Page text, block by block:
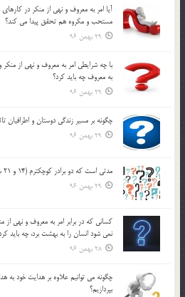
آيا امر به معروف و نهي از منكر در
مستحب و مكروه هم تحقق پيدا مي كند؟
29 بهمن 96
با چه شرايطي امر به معروف و نهي از
به معروف چه بايد کرد؟
29 بهمن 96
چگونه بر مسير زندگي دوستان و اطرافيان
29 بهمن 96
مدتي است كه دو برادر كوچكترم (14 و 21 ساله) با گرفتن چند CD …
29 بهمن 96
كساني كه در برابر امر به معروف و نهي از
نمي شود انسان را به بهشت برد، چه بايد
28 بهمن 96
چگونه مي توانيم علاوه بر هدايت خود
بپردازيم؟